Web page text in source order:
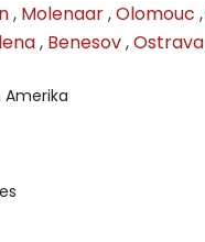
, Molenaar,Olomouc ,
, Benesov,Ostrava
Amerika